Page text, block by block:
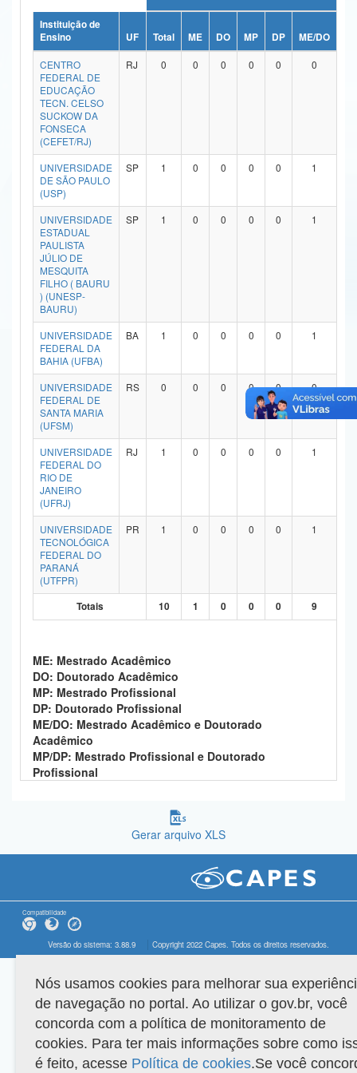
Ministério da Ciência, Tecnologia, Inovações e Comunicações
Ministério do Meio Ambiente
Ministério do Turismo
Ministério do Desenvolvimento Regional
Controladoria-Geral da União
Ministério da Mulher, da Família e dos Direitos Humanos
Secretaria de Governo
Gabinete de Segurança Institucional
Advocacia-Geral da União
Banco Central do Brasil
Instituição de
Ensino
UF Total ME DO MP DP ME/DO
CENTRO
FEDERAL DE
EDUCAÇÃO
TECN. CELSO
SUCKOW DA
FONSECA
(CEFET/RJ)
RJ 0 0 0 0 0 0
UNIVERSIDADE
DE SÃO PAULO
(USP)
SP 1 0 0 0 0 1
UNIVERSIDADE
ESTADUAL
PAULISTA
JÚLIO DE
MESQUITA
FILHO ( BAURU
) (UNESP-
BAURU)
SP 1 0 0 0 0 1
UNIVERSIDADE
FEDERAL DA
BAHIA (UFBA)
BA 1 0 0 0 0 1
UNIVERSIDADE
FEDERAL DE
SANTA MARIA
(UFSM)
RS 0 0 0 0 0 0
UNIVERSIDADE
FEDERAL DO
RIO DE
JANEIRO
(UFRJ)
RJ 1 0 0 0 0 1
UNIVERSIDADE
TECNOLÓGICA
FEDERAL DO
PARANÁ
(UTFPR)
PR 1 0 0 0 0 1
Totais 10 1 0 0 0 9
ME: Mestrado Acadêmico
DO: Doutorado Acadêmico
MP: Mestrado Profissional
DP: Doutorado Profissional
ME/DO: Mestrado Acadêmico e Doutorado
Acadêmico
MP/DP: Mestrado Profissional e Doutorado
Profissional
Gerar arquivo XLS
Compatibilidade
Versão do sistema: 3.88.9 Copyright 2022 Capes. Todos os direitos reservados.
Nós usamos cookies para melhorar sua
de navegação no portal. Ao utilizar o gov.br, você
concorda com a política de monitoramento de
cookies. Para ter mais informações sobre como
é feito, acesse Política de cookies.Se você